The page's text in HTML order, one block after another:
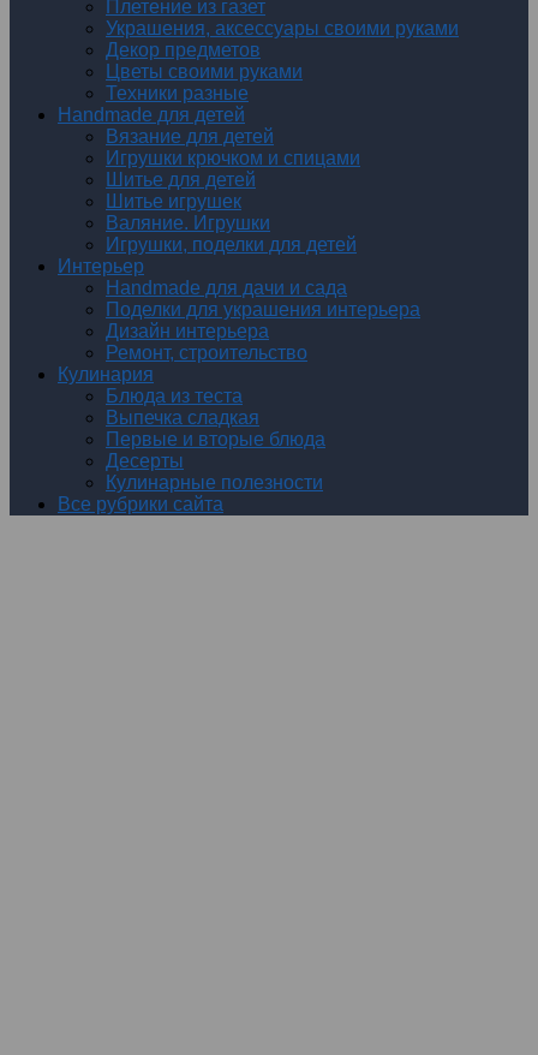
Плетение из газет
Украшения, аксессуары своими руками
Декор предметов
Цветы своими руками
Техники разные
Handmade для детей
Вязание для детей
Игрушки крючком и спицами
Шитье для детей
Шитье игрушек
Валяние. Игрушки
Игрушки, поделки для детей
Интерьер
Handmade для дачи и сада
Поделки для украшения интерьера
Дизайн интерьера
Ремонт, строительство
Кулинария
Блюда из теста
Выпечка сладкая
Первые и вторые блюда
Десерты
Кулинарные полезности
Все рубрики сайта